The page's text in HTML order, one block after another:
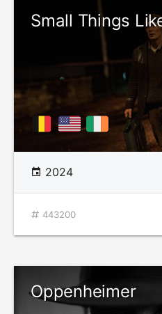
Small Things
2024
443200
Oppenheimer